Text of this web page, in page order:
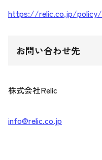
https://relic.co.jp/policy/
お問い合わせ先
株式会社Relic
info@relic.co.jp